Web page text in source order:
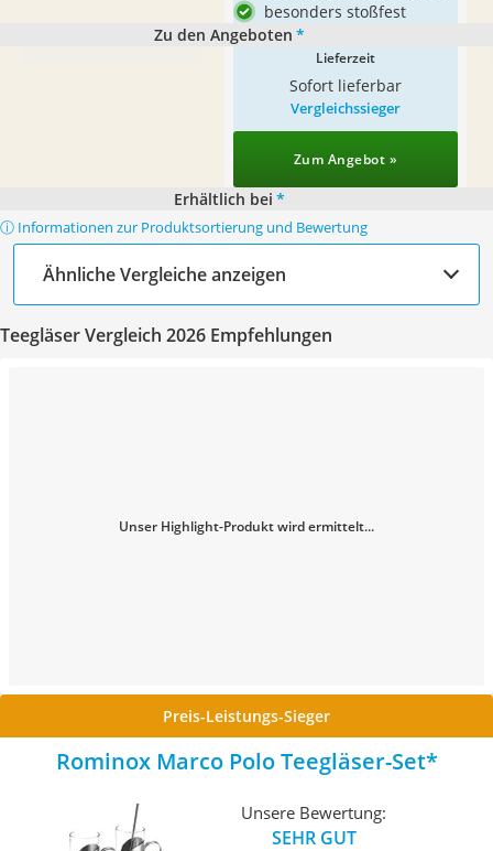
besonders stoßfest
Zu den Angeboten *
Lieferzeit
Sofort lieferbar
Vergleichssieger
Zum Angebot »
Erhältlich bei *
ⓘ Informationen zur Produktsortierung und Bewertung
Ähnliche Vergleiche anzeigen
Teegläser Vergleich 2026 Empfehlungen
Unser Highlight-Produkt wird ermittelt...
Preis-Leistungs-Sieger
Rominox Marco Polo Teegläser-Set
Unsere Bewertung:
SEHR GUT